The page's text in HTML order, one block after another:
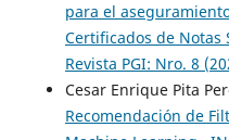
para el
Certificados de Notas
Revista PGI: Nro. 8
Cesar Enrique Pita
Recomendación de